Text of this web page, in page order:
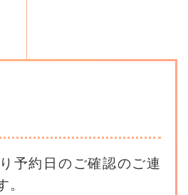
予約日のご確認のご連
。